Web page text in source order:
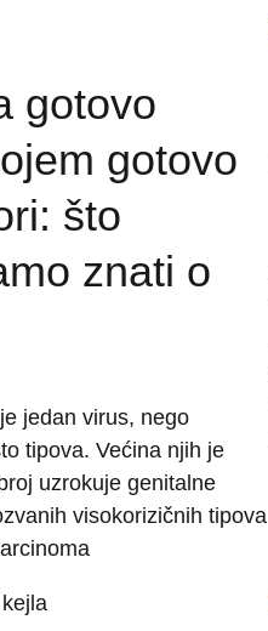
gotovo
gotovo
što
znati o
jedan virus, nego
tipova. Većina njih je
uzrokuje genitalne
visokorizičnih tipova